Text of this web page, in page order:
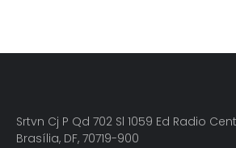
Srtvn Cj P Qd 702 Sl 1059 Ed Radio
Brasília, DF, 70719-900